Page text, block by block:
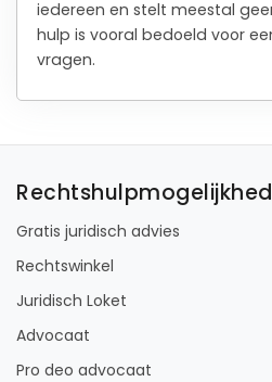
iedereen en stelt meestal
hulp is vooral bedoeld voor
vragen.
Gratis juridisch advies
Rechtswinkel
Juridisch Loket
Advocaat
Pro deo advocaat